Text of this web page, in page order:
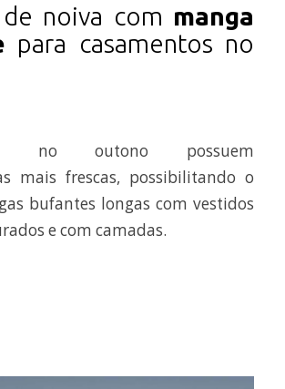
noiva com manga
para casamentos no
no outono possuem
mais frescas, possibilitando o
bufantes longas com vestidos
e com camadas.